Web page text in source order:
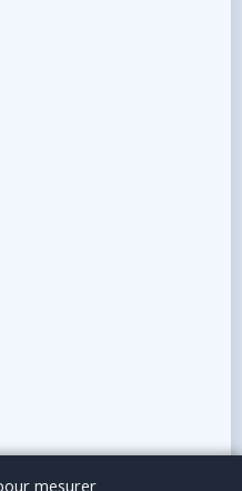
Mentions Légales
mesurer